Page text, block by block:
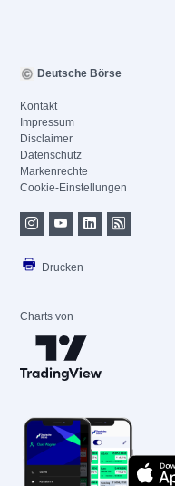
Deutsche Börse
Kontakt
Impressum
Disclaimer
Datenschutz
Markenrechte
Cookie-Einstellungen
Drucken
Charts von